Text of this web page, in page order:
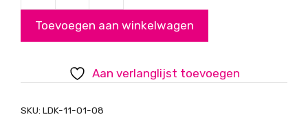
1mm
Toevoegen aan winkelwagen
Aan verlanglijst toevoegen
SKU: LDK-11-01-08